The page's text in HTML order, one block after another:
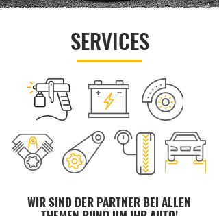
SERVICES
WIR SIND DER PARTNER BEI ALLEN